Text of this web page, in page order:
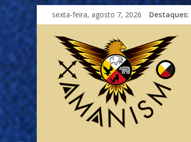
sexta-feira, agosto 7, 2026 Destaques: